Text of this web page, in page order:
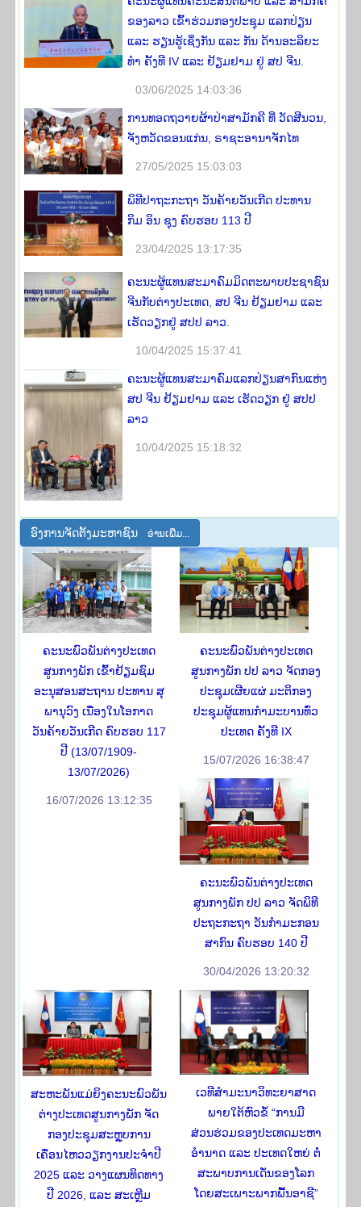
ຂອງລາວ ເຂົ້າຮ່ວມກອງປະຊຸມ ແລກປ່ຽນ
ແລະ ຮຽນຮູ້ເຊິ່ງກັນ ແລະ ກັນ ດ້ານອະລິຍະ
ທໍາ ຄັ້ງທີ IV ແລະ ຢ້ຽມຢາມ ຢູ່ ສປ ຈີນ.
03/06/2025 14:03:36
ການທອດຖວາຍຜ້າປ່າສາມັກຄີ ທີ່ ວັດສີນວນ,
ຈັງຫວັດຂອນແກ່ນ, ຣາຊະອານາຈັກໄທ
27/05/2025 15:03:03
ພິທີປາຖະກະຖາ ວັນຄ້າຍວັນເກີດ ປະທານ
ກິມ ອິນ ຊຸງ ຄົບຮອບ 113 ປີ
23/04/2025 13:17:35
ຄະນະຜູ້ແທນສະມາຄົມມິດຕະພາບປະຊາຊົນ
ຈີນກັບຕ່າງປະເທດ, ສປ ຈີນ ຢ້ຽມຢາມ ແລະ
ເຮັດວຽກຢູ່ ສປປ ລາວ.
10/04/2025 15:37:41
ຄະນະຜູ້ແທນສະມາຄົມແລກປ່ຽນສາກົນແຫ່ງ
ສປ ຈີນ ຢ້ຽມຢາມ ແລະ ເຮັດວຽກ ຢູ່ ສປປ
ລາວ
10/04/2025 15:18:32
ອົງ​ການ​ຈັດ​ຕັ້ງ​ມະ​ຫາ​ຊົນ ອ່ານ​ເພີ່​ມ...
ຄະນະພົວພັນຕ່າງປະເທດ
ສູນກາງພັກ ເຂົ້າຢ້ຽມຊົມ
ອະນຸສອນສະຖານ ປະທານ ສຸ
ພານຸວົງ ເນື່ອງໃນໂອກາດ
ວັນຄ້າຍວັນເກີດ ຄົບຮອບ 117
ປີ (13/07/1909-
13/07/2026)
16/07/2026 13:12:35
ຄະນະພົວພັນຕ່າງປະເທດ
ສູນກາງພັກ ປປ ລາວ ຈັດກອງ
ປະຊຸມເຜີຍແຜ່ ມະຕິກອງ
ປະຊຸມຜູ້ແທນກຳມະບານທົ່ວ
ປະເທດ ຄັ້ງທີ IX
15/07/2026 16:38:47
ຄະນະພົວພັນຕ່າງປະເທດ
ສູນກາງພັກ ປປ ລາວ ຈັດພິທີ
ປະຖະກະຖາ ວັນກຳມະກອນ
ສາກົນ ຄົບຮອບ 140 ປີ
30/04/2026 13:20:32
ສະຫະພັນແມ່ຍິງຄະນະພົວພັນ
ຕ່າງປະເທດສູນກາງພັກ ຈັດ
ກອງປະຊຸມສະຫຼຸບການ
ເຄື່ອນໄຫວວຽກງານປະຈໍາປີ
2025 ແລະ ວາງແຜນທິດທາງ
ປີ 2026, ແລະ ສະເຫຼີມ
ເວທີສໍາມະນາວິທະຍາສາດ
ພາຍໃຕ້ຫົວຂໍ້ “ການມີ
ສ່ວນຮ່ວມຂອງປະເທດມະຫາ
ອໍານາດ ແລະ ປະເທດໃຫຍ່ ຕໍ່
ສະພາບການເດັ່ນຂອງໂລກ
ໂດຍສະເພາະພາກພື້ນອາຊີ”